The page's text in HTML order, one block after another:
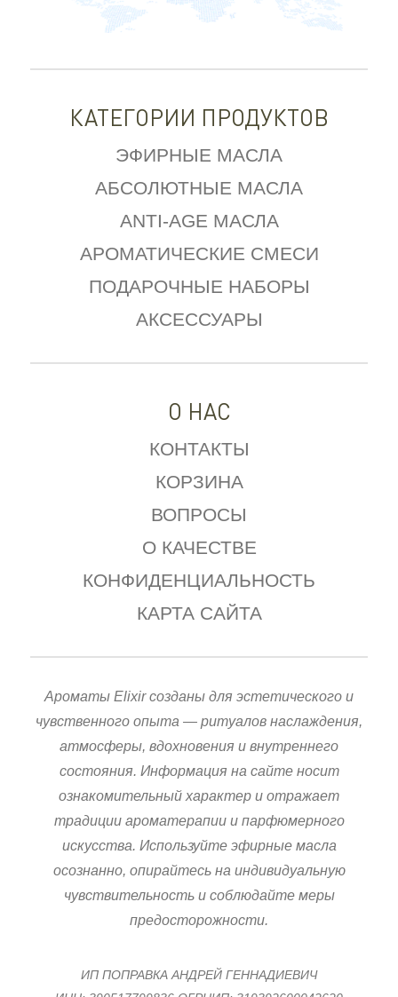
КАТЕГОРИИ ПРОДУКТОВ
ЭФИРНЫЕ МАСЛА
АБСОЛЮТНЫЕ МАСЛА
ANTI-AGE МАСЛА
АРОМАТИЧЕСКИЕ СМЕСИ
ПОДАРОЧНЫЕ НАБОРЫ
АКСЕССУАРЫ
О НАС
КОНТАКТЫ
КОРЗИНА
ВОПРОСЫ
О КАЧЕСТВЕ
КОНФИДЕНЦИАЛЬНОСТЬ
КАРТА САЙТА
Ароматы Elixir созданы для эстетического и
чувственного опыта — ритуалов наслаждения,
атмосферы, вдохновения и внутреннего
состояния. Информация на сайте носит
ознакомительный характер и отражает
традиции ароматерапии и парфюмерного
искусства. Используйте эфирные масла
осознанно, опирайтесь на индивидуальную
чувствительность и соблюдайте меры
предосторожности.
ИП ПОПРАВКА АНДРЕЙ ГЕННАДИЕВИЧ